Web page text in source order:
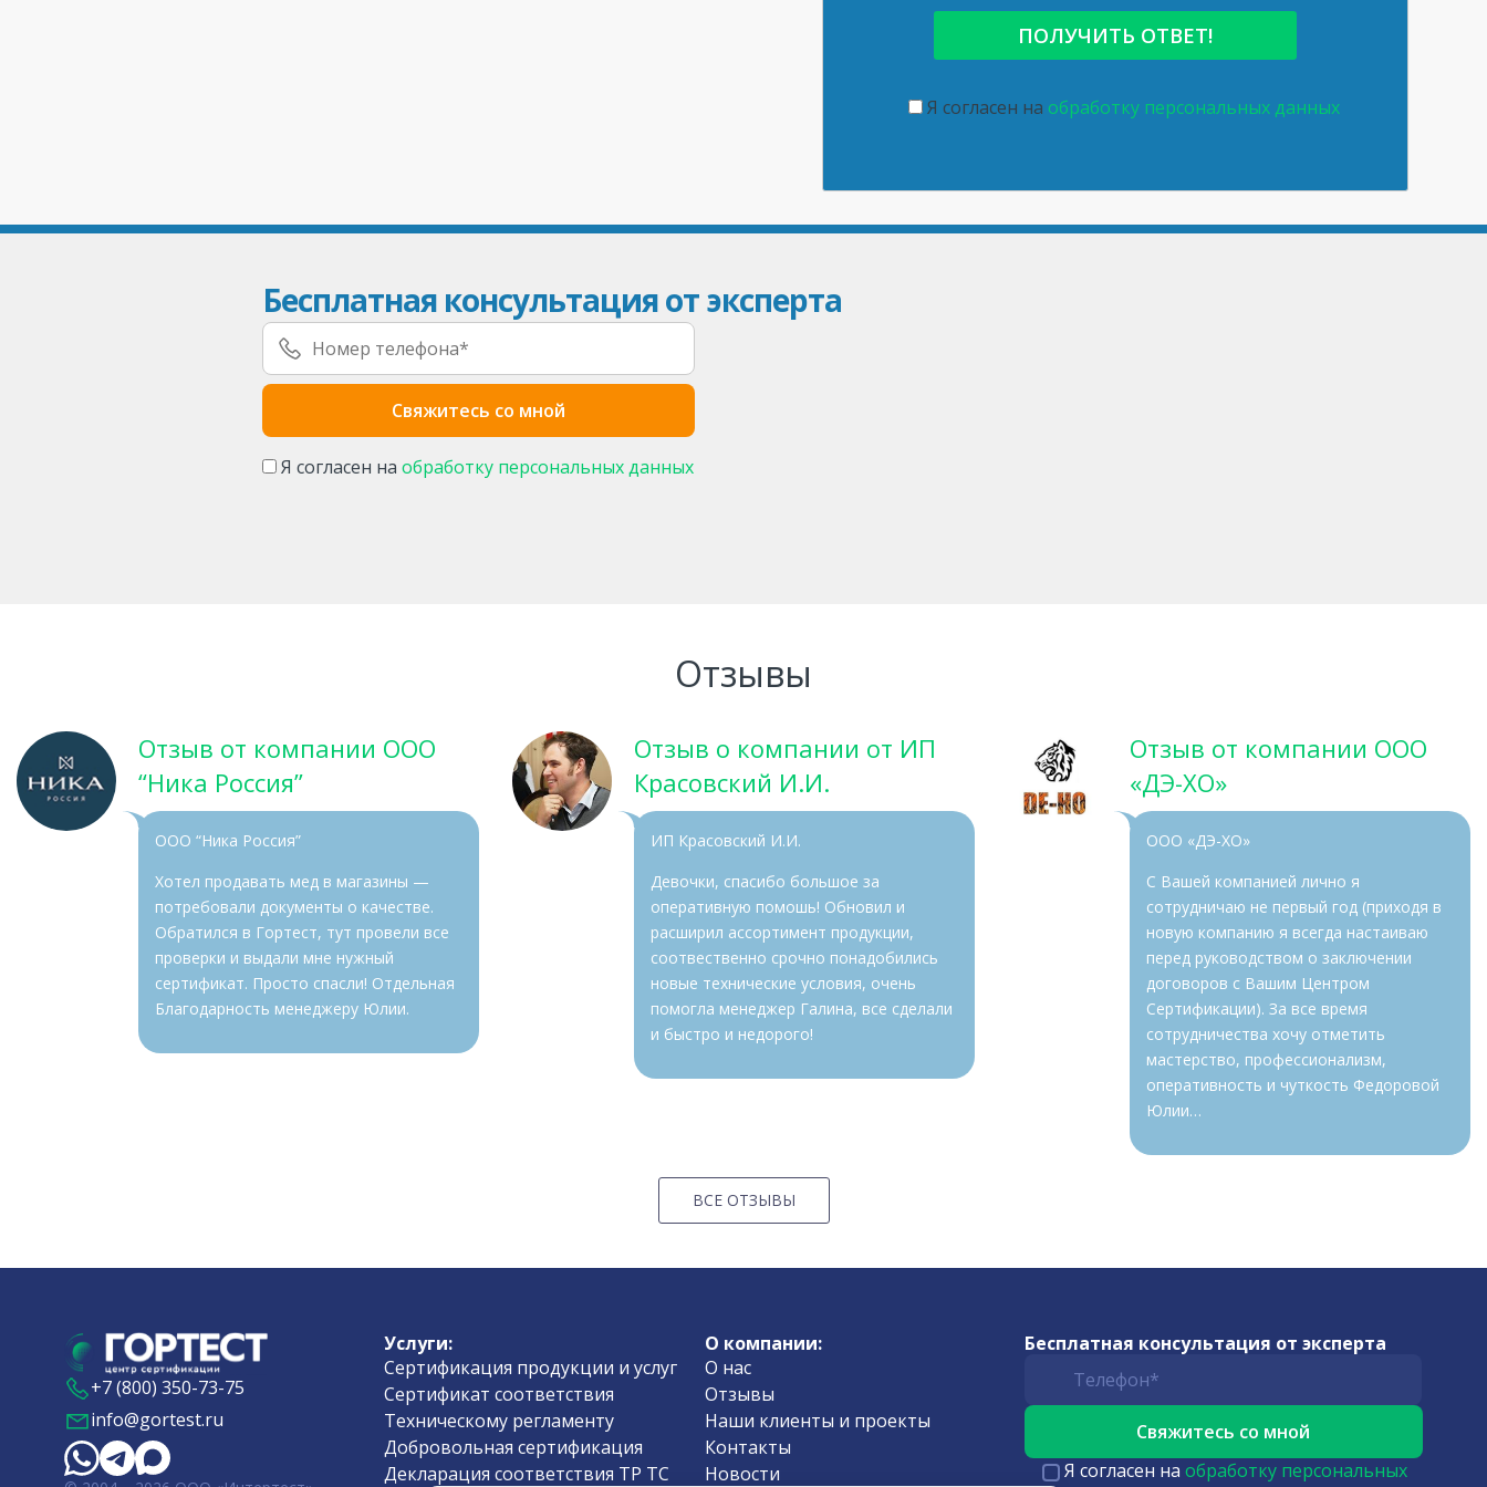
Я согласен на обработку персональных данных
Бесплатная консультация от эксперта
Я согласен на обработку персональных данных
Отзывы
Отзыв от компании ООО
“Ника Россия”
ООО “Ника Россия”
Хотел продавать мед в магазины —
потребовали документы о качестве.
Обратился в Гортест, тут провели все
проверки и выдали мне нужный
сертификат. Просто спасли! Отдельная
Благодарность менеджеру Юлии.
Отзыв о компании от ИП
Красовский И.И.
ИП Красовский И.И.
Девочки, спасибо большое за
оперативную помошь! Обновил и
расширил ассортимент продукции,
соотвественно срочно понадобились
новые технические условия, очень
помогла менеджер Галина, все сделали
и быстро и недорого!
Отзыв от компании ООО
«ДЭ-ХО»
ООО «ДЭ-ХО»
С Вашей компанией лично я
сотрудничаю не первый год (приходя в
новую компанию я всегда настаиваю
перед руководством о заключении
договоров с Вашим Центром
Сертификации). За все время
сотрудничества хочу отметить
мастерство, профессионализм,
оперативность и чуткость Федоровой
Юлии…
ВСЕ ОТЗЫВЫ
+7 (800) 350-73-75
info@gortest.ru
Услуги:
Сертификация продукции и услуг
Сертификат соответствия
Техническому регламенту
Добровольная сертификация
Декларация соответствия ТР ТС
О компании:
О нас
Отзывы
Наши клиенты и проекты
Контакты
Новости
Бесплатная консультация от эксперта
Я согласен на обработку персональных